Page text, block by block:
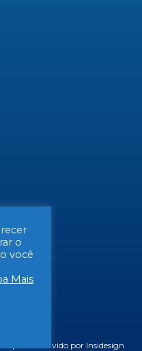
| Desenvolvido por Insidesign
o
você
Mais